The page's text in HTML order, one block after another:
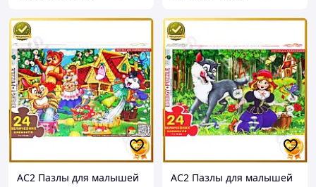
AC2 Пазлы для малышей
AC2 Пазлы для малышей